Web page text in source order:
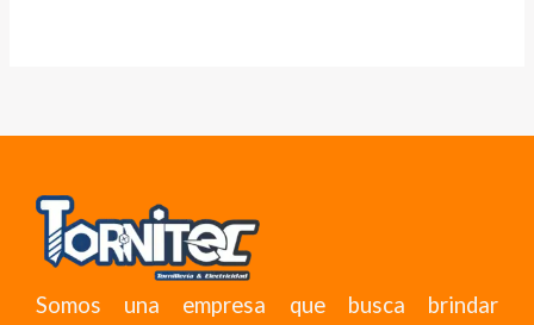
Somos una empresa que busca brindar